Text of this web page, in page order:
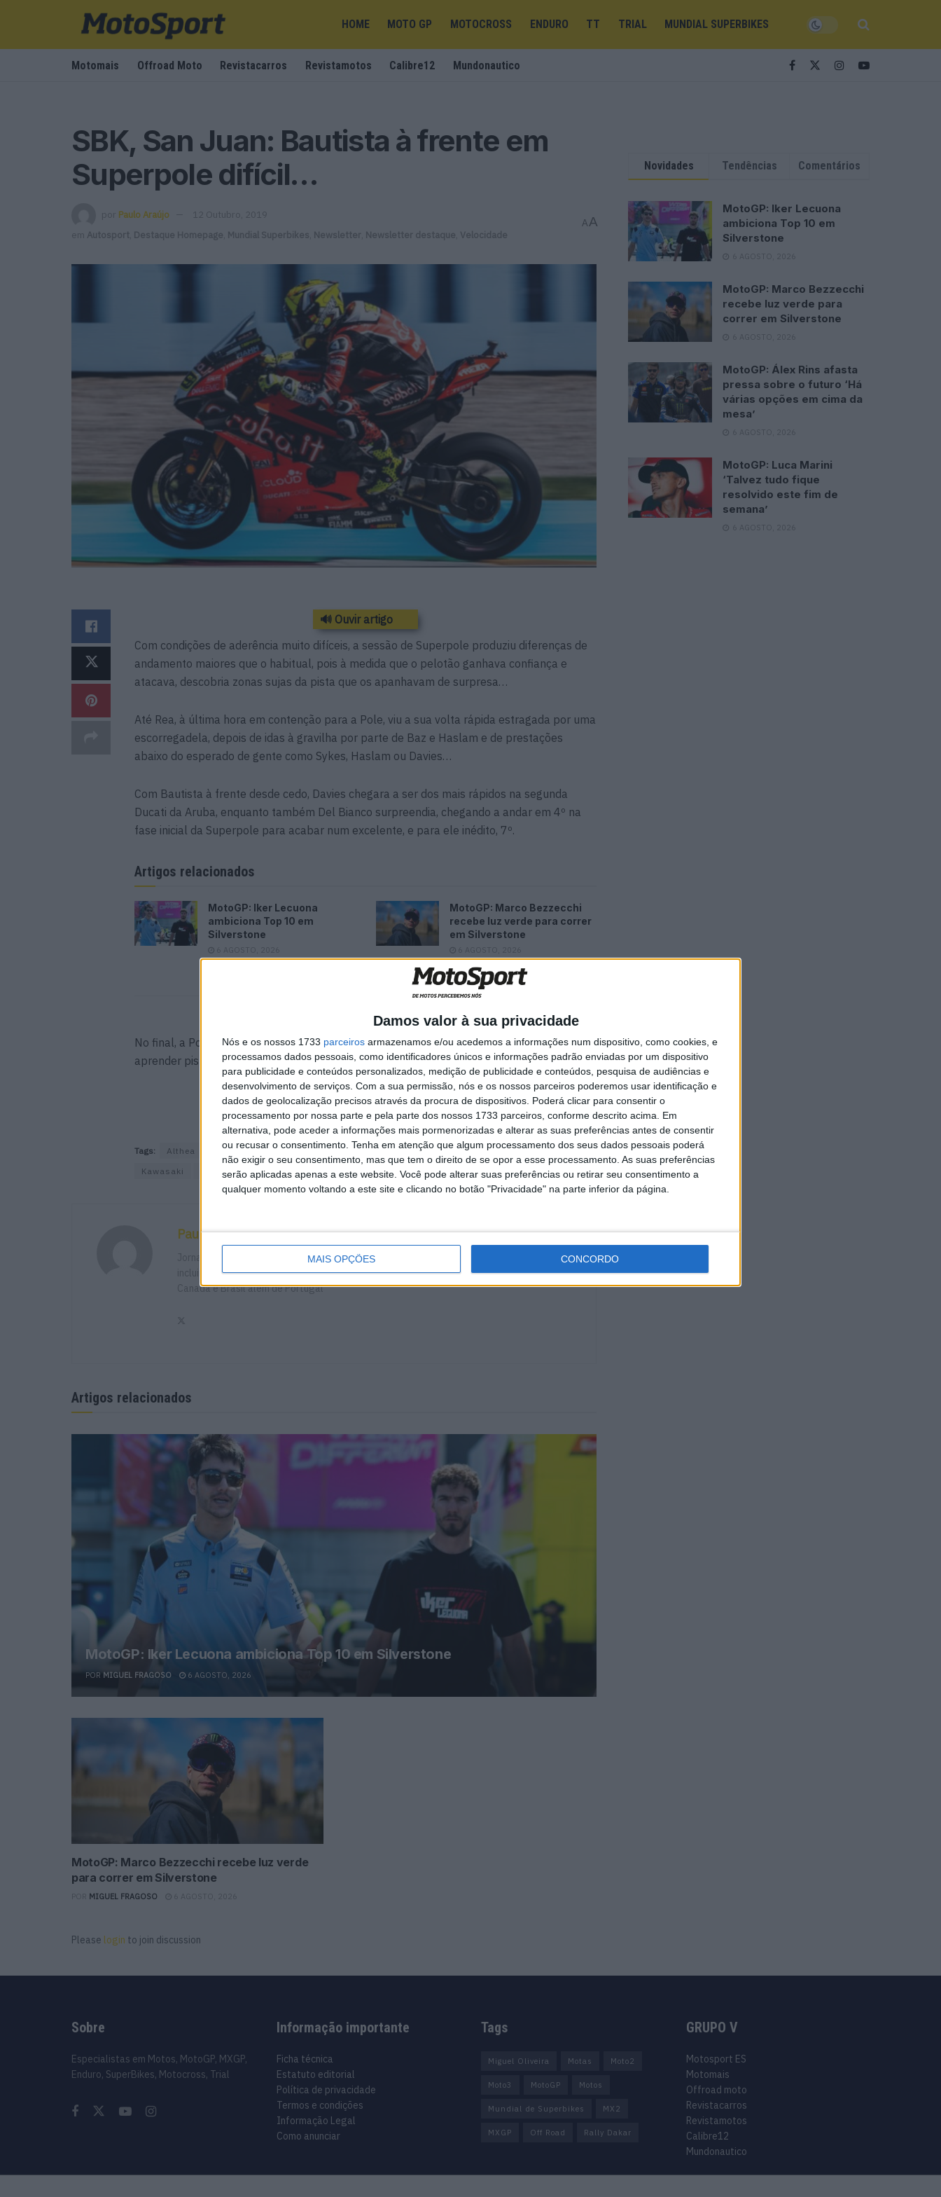
Damos valor à sua privacidade
Nós e os nossos 1733 parceiros armazenamos e/ou acedemos a informações num dispositivo, como cookies, e
processamos dados pessoais, como identificadores únicos e informações padrão enviadas por um dispositivo
para publicidade e conteúdos personalizados, medição de publicidade e conteúdos, pesquisa de audiências e
desenvolvimento de serviços. Com a sua permissão, nós e os nossos parceiros poderemos usar identificação e
dados de geolocalização precisos através da procura de dispositivos. Poderá clicar para consentir o
processamento por nossa parte e pela parte dos nossos 1733 parceiros, conforme descrito acima. Em
alternativa, pode aceder a informações mais pormenorizadas e alterar as suas preferências antes de consentir
ou recusar o consentimento. Tenha em atenção que algum processamento dos seus dados pessoais poderá
não exigir o seu consentimento, mas que tem o direito de se opor a esse processamento. As suas preferências
serão aplicadas apenas a este website. Você pode alterar suas preferências ou retirar seu consentimento a
qualquer momento voltando a este site e clicando no botão "Privacidade" na parte inferior da página.
MAIS OPÇÕES CONCORDO
HOME MOTO GP MOTOCROSS ENDURO TT TRIAL MUNDIAL SUPERBIKES
Motomais Offroad Moto Revistacarros Revistamotos Calibre12 Mundonautico
SBK, San Juan: Bautista à frente em
Superpole difícil…
por Paulo Araújo
12 Outubro, 2019
em
Autosport Destaque Homepage Mundial Superbikes Newsletter Newsletter destaque Velocidade
AA
🔊 Ouvir artigo
Com condições de aderência muito difíceis, a sessão de Superpole produziu diferenças de
andamento maiores que o habitual, pois à medida que o pelotão ganhava confiança e
atacava, descobria zonas sujas da pista que os apanhavam de surpresa…
Até Rea, à última hora em contenção para a Pole, viu a sua volta rápida estragada por uma
escorregadela, depois de idas à gravilha por parte de Baz e Haslam e de prestações
abaixo do esperado de gente como Sykes, Haslam ou Davies…
Com Bautista à frente desde cedo, Davies chegara a ser dos mais rápidos na segunda
Ducati da Aruba, enquanto também Del Bianco surpreendia, chegando a andar em 4º na
fase inicial da Superpole para acabar num excelente, e para ele inédito, 7º.
Artigos relacionados
MotoGP: Iker Lecuona
ambiciona Top 10 em
Silverstone
6 AGOSTO, 2026
MotoGP: Marco Bezzecchi
recebe luz verde para correr
em Silverstone
6 AGOSTO, 2026
No final, a Pole de Bautista acaba por falar volumes da capacidade do Espanhol de
aprender pistas rapidamente e ultrapassar condições extremas eficientemente.
Tags: Althea Argentina Bautista BMW Camier Davies Ducati Haslam
Honda
Kawasaki
Lowes Moriwaki Rea San Juan SBK Sykes Villicum Yamaha
Paulo Araújo
Jornalista especialista de velocidade, MotoGP e SBK com mais de 36 anos de atividade,
incluindo Imprensa, Radio e TV e trabalhos publicados no Reino Unido, Irlanda, Grécia,
Canadá e Brasil além de Portugal
Artigos relacionados
MotoGP: Iker Lecuona ambiciona Top 10 em Silverstone
POR MIGUEL FRAGOSO 6 AGOSTO, 2026
MotoGP: Marco Bezzecchi recebe luz verde
para correr em Silverstone
MIGUEL FRAGOSO 6 AGOSTO, 2026
Please login to join discussion
Novidades Tendências Comentários
MotoGP: Iker Lecuona
ambiciona Top 10 em
Silverstone
6 AGOSTO, 2026
MotoGP: Marco Bezzecchi
recebe luz verde para
correr em Silverstone
6 AGOSTO, 2026
MotoGP: Álex Rins afasta
pressa sobre o futuro ‘Há
várias opções em cima da
mesa’
6 AGOSTO, 2026
MotoGP: Luca Marini
‘Talvez tudo fique
resolvido este fim de
semana’
6 AGOSTO, 2026
Sobre
Especialistas em Motos, MotoGP, MXGP,
Enduro, SuperBikes, Motocross, Trial
Informação importante
Ficha técnica
Estatuto editorial
Política de privacidade
Termos e condições
Informação Legal
Como anunciar
Tags
Miguel Oliveira Motas Moto2
Moto3 MotoGP Motos
Mundial de Superbikes MX2
MXGP Off Road Rally Dakar
GRUPO V
Motosport ES
Motomais
Offroad moto
Revistacarros
Revistamotos
Calibre12
Mundonautico